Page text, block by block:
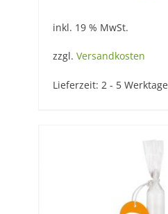
inkl. 19 % MwSt.
zzgl. Versandkosten
Lieferzeit: 2 - 5 Werktage